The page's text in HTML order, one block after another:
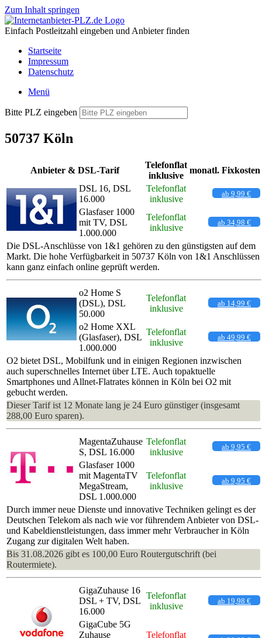
Zum Inhalt springen
Einfach Postleitzahl eingeben und Anbieter finden
Startseite
Impressum
Datenschutz
Menü
Bitte PLZ eingeben
50737 Köln
Anbieter & DSL-Tarif
Telefonflat
inklusive
monatl. Fixkosten
DSL 16, DSL
16.000
Telefonflat
inklusive
ab 9,99 €
Glasfaser 1000
mit TV, DSL
1.000.000
Telefonflat
inklusive
ab 34,98 €
Die DSL-Anschlüsse von 1&1 gehören zu den günstigsten auf dem
Markt. Die hohe Verfügbarkeit in 50737 Köln von 1&1 Anschlüssen
kann ganz einfach online geprüft werden.
o2 Home S
(DSL), DSL
50.000
Telefonflat
inklusive
ab 14,99 €
o2 Home XXL
(Glasfaser), DSL
1.000.000
Telefonflat
inklusive
ab 49,99 €
O2 bietet DSL, Mobilfunk und in einigen Regionen inzwischen
auch superschnelles Internet über LTE. Auch topaktuelle
Smartphones und Allnet-Flatrates können in Köln bei O2 mit
gebucht werden.
Dieser Tarif ist 12 Monate lang je 24 Euro günstiger (insgesamt
288,00 Euro sparen).
MagentaZuhause
S, DSL 16.000
Telefonflat
inklusive
ab 9,95 €
Glasfaser 1000
mit MagentaTV
MegaStream,
DSL 1.000.000
Telefonflat
inklusive
ab 9,95 €
Durch immer neue Dienste und innovative Techniken gelingt es der
Deutschen Telekom als nach wie vor führendem Anbieter von DSL-
und Kabeldienstleistungen, dass immer mehr Verbraucher in Köln
Zugang zur digitalen Welt haben.
Bis 31.08.2026 gibt es 100,00 Euro Routergutschrift (bei
Routermiete).
GigaZuhause 16
DSL + TV, DSL
16.000
Telefonflat
inklusive
ab 19,98 €
GigaCube 5G
Zuhause
Telefonflat